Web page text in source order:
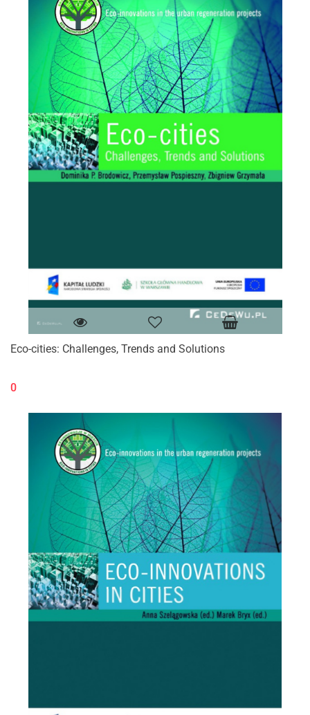
Eco-cities: Challenges, Trends and Solutions
0